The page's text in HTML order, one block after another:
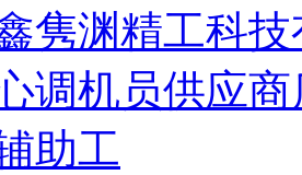
隽渊精工科
调机员供应
助工